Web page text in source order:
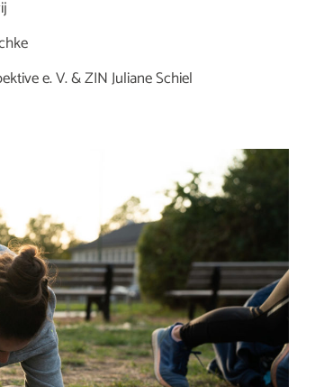
e. V. & ZIN Juliane Schiel